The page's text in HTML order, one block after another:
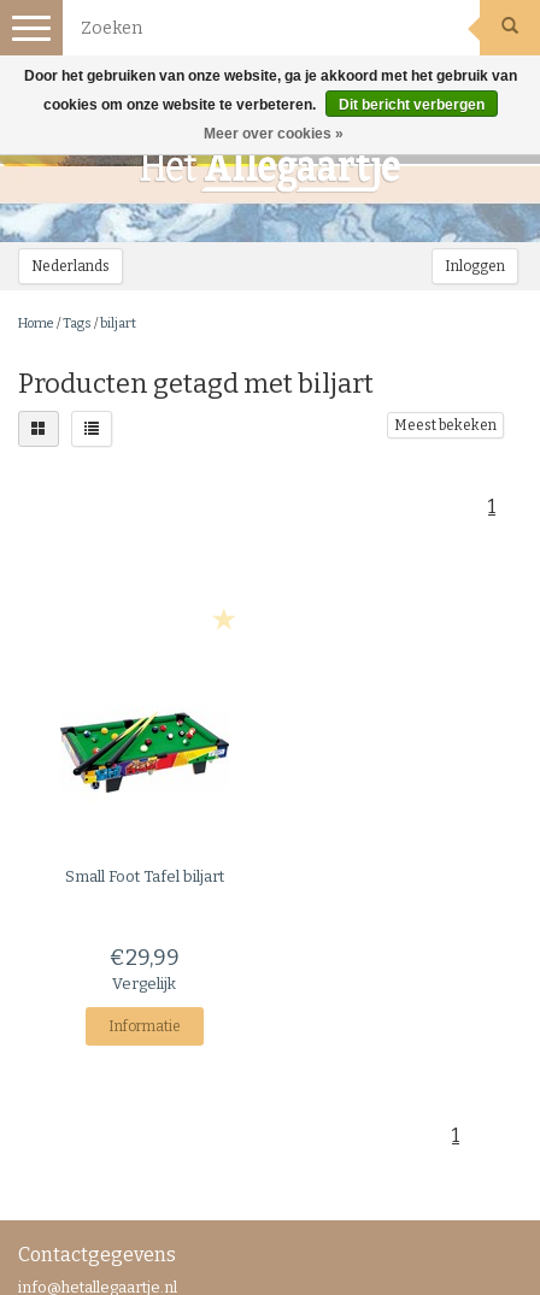
Nederlands Inloggen
Toggle
navigation
Home /Tags /biljart
Producten getagd met biljart
Meest bekeken
1
Small FootTafel biljart
€29,99
Vergelijk
Informatie
1
Contactgegevens
info@hetallegaartje.nl
Door het gebruiken van onze website, ga je akkoord met het gebruik van
cookies om onze website te verbeteren.
Dit bericht verbergen
Meer over cookies »